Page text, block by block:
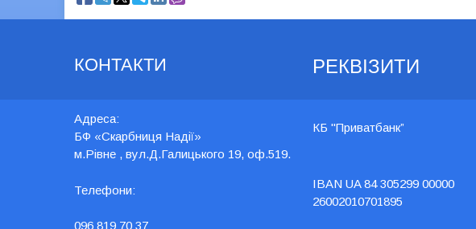
КОНТАКТИ
Адреса:
БФ «Скарбниця Надії»
м.Рівне , вул.Д.Галицького 19, оф.519.
Телефони:
096 819 70 37
РЕКВІЗИТИ
КБ "Приватбанк”
IBAN UA 84 305299 00000
26002010701895